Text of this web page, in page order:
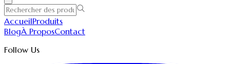
AccueilProduits
BlogÀ ProposContact
Follow Us